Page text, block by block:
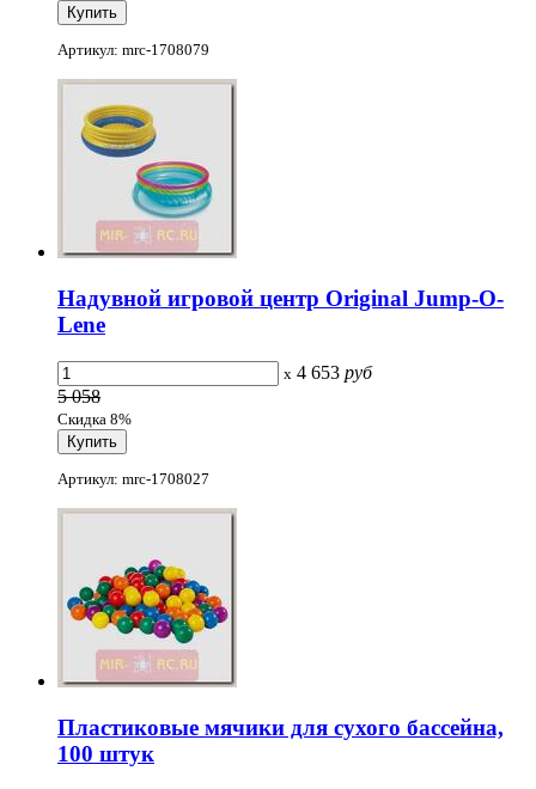
Артикул: mrc-1708079
Надувной игровой центр Original Jump-O-
Lene
x 4 653 руб
5 058
Скидка 8%
Артикул: mrc-1708027
Пластиковые мячики для сухого бассейна,
100 штук